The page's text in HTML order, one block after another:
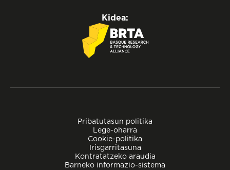
Pribatutasun politika
Lege-oharra
Cookie-politika
Irisgarritasuna
Kontratatzeko araudia
Barneko informazio-sistema
Kidea: